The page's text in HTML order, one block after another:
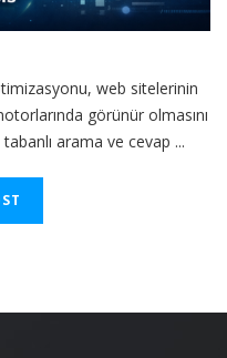
web sitelerinin
görünür olmasını
arama ve cevap ...